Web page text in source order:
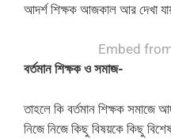
আদর্শ শিক্ষক আজকাল আর দেখা
Embed
বর্তমান শিক্ষক ও সমাজ-
তাহলে কি বর্তমান শিক্ষক
নিজে নিজে কিছু বিষয়কে কিছু